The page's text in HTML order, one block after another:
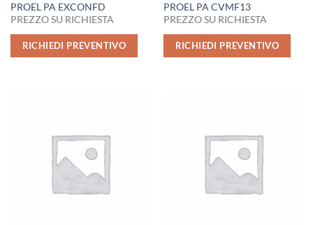
PROEL PA EXCONFD
PREZZO SU RICHIESTA
RICHIEDI PREVENTIVO
PROEL PA CVMF13
PREZZO SU RICHIESTA
RICHIEDI PREVENTIVO